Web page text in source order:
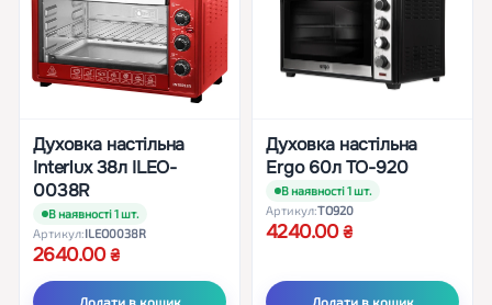
Духовка настільна
Interlux 38л ILEO-
0038R
В наявності 1 шт.
Артикул:ILEO0038R
2640.00
Додати в кошик
Духовка настільна
Ergo 60л TO-920
В наявності 1 шт.
Артикул:TO920
4240.00
Додати в кошик